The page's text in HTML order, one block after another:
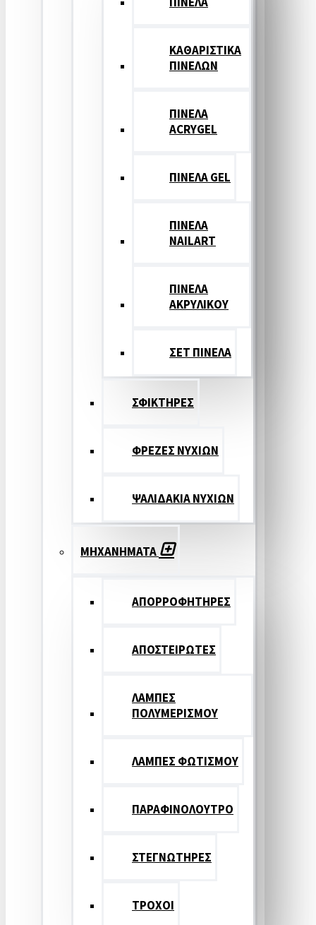
ΚΑΘΑΡΙΣΤΙΚΑ
ΠΙΝΕΛΩΝ
ΠΙΝΕΛΑ
ACRYGEL
ΠΙΝΕΛΑ GEL
ΠΙΝΕΛΑ
NAILART
ΠΙΝΕΛΑ
ΑΚΡΥΛΙΚΟΥ
ΣΕΤ ΠΙΝΕΛA
ΣΦΙΚΤΗΡΕΣ
ΦΡΕΖΕΣ ΝΥΧΙΩΝ
ΨΑΛΙΔΑΚΙΑ ΝΥΧΙΩΝ
ΜΗΧΑΝΗΜΑΤΑ
ΑΠΟΡΡΟΦΗΤΗΡΕΣ
ΑΠΟΣΤΕΙΡΩΤΕΣ
ΛΑΜΠΕΣ
ΠΟΛΥΜΕΡΙΣΜΟΥ
ΛΑΜΠΕΣ ΦΩΤΙΣΜΟΥ
ΠΑΡΑΦΙΝΟΛΟΥΤΡΟ
ΣΤΕΓΝΩΤΗΡΕΣ
ΤΡΟΧΟΙ